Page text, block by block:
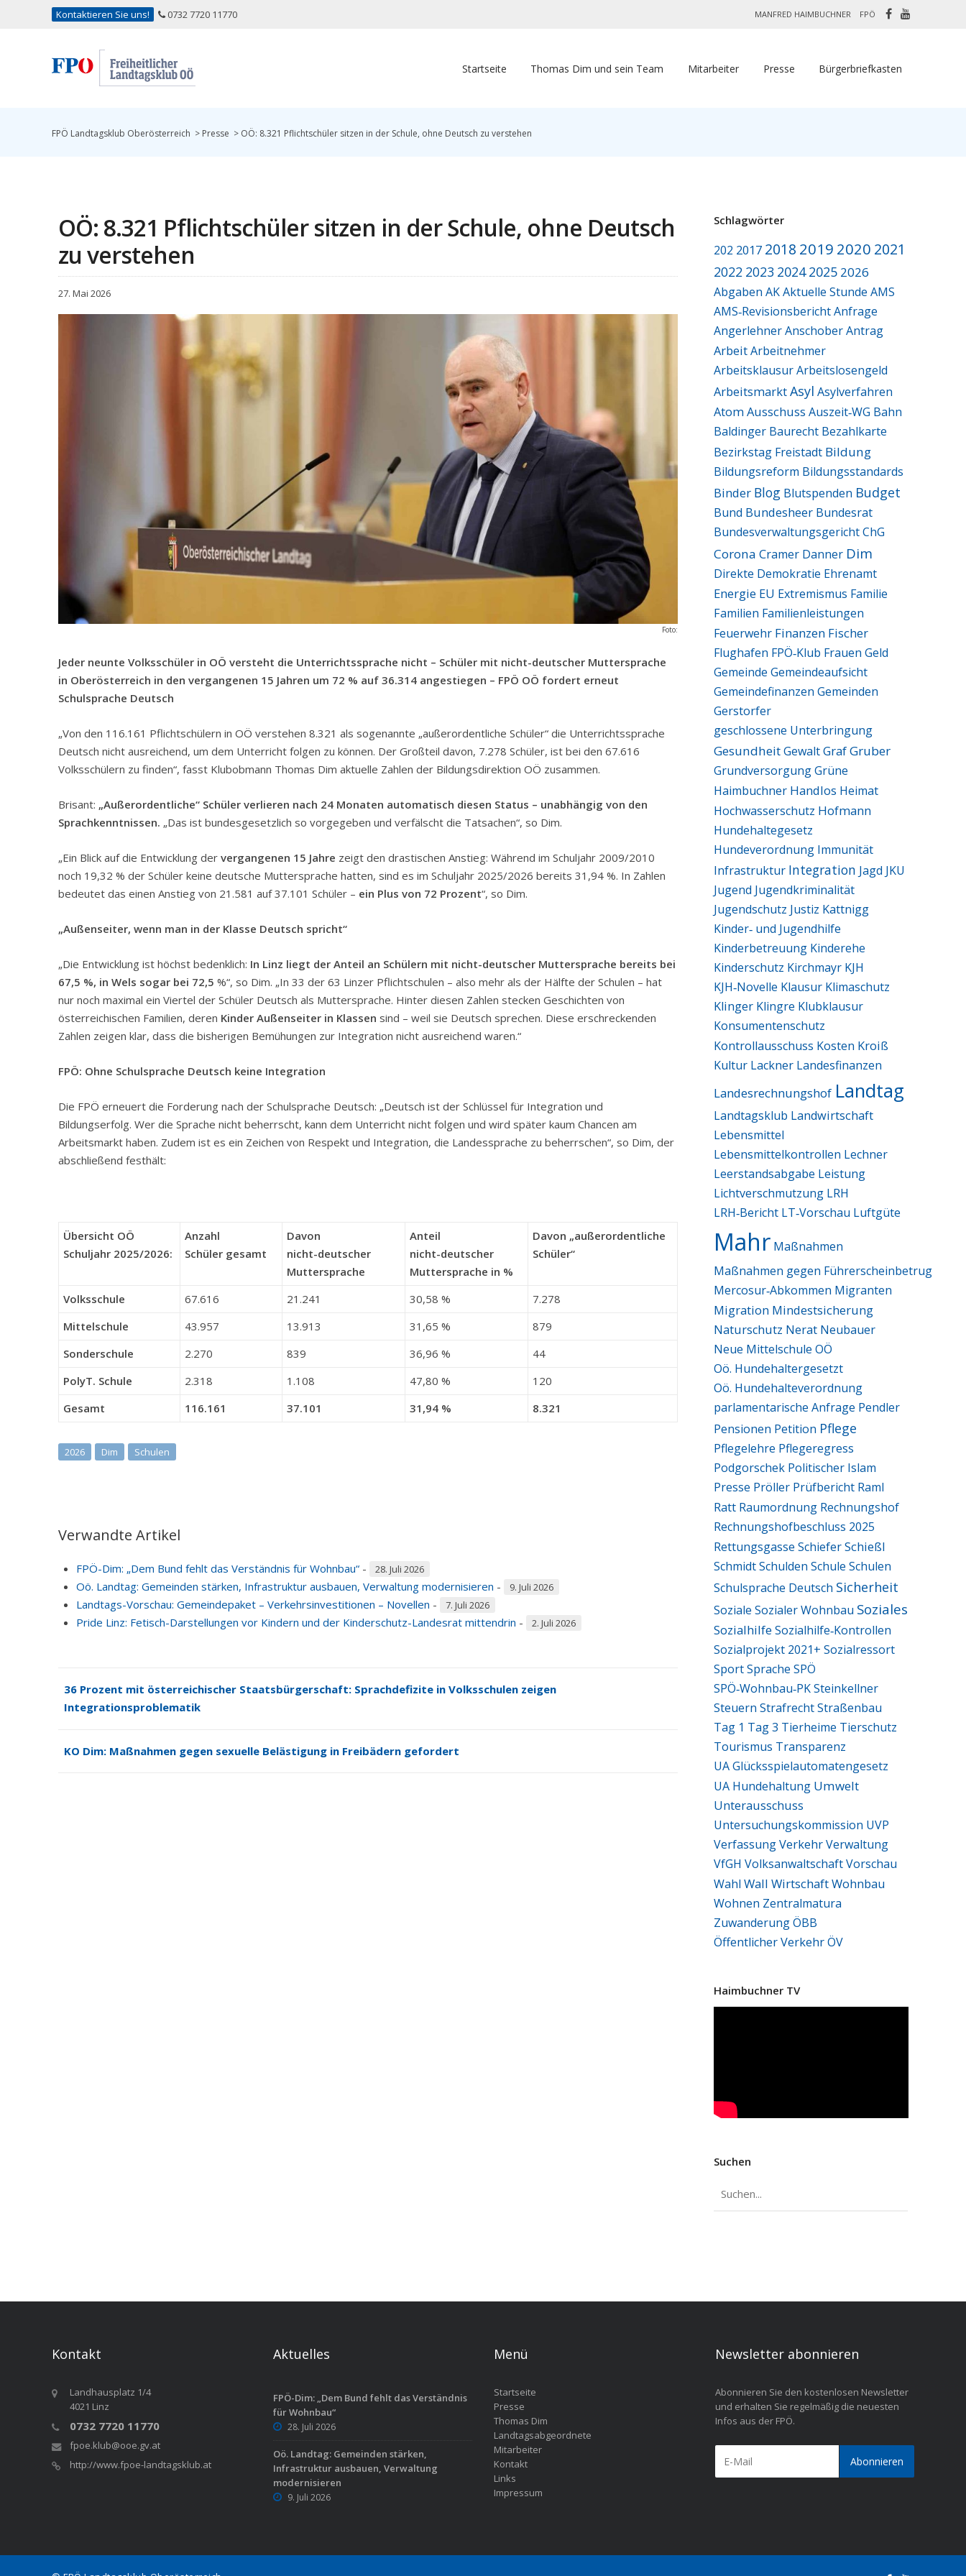
Kontaktieren Sie uns! 0732 7720 11770 MANFRED HAIMBUCHNER FPÖ
Startseite Thomas Dim und sein Team Mitarbeiter Presse Bürgerbriefkasten
FPÖ Landtagsklub Oberösterreich > Presse > OÖ: 8.321 Pflichtschüler sitzen in der Schule, ohne Deutsch zu verstehen
OÖ: 8.321 Pflichtschüler sitzen in der Schule, ohne Deutsch
zu verstehen
27. Mai 2026
Foto:
Jeder neunte Volksschüler in OÖ versteht die Unterrichtssprache nicht – Schüler mit nicht-deutscher Muttersprache
in Oberösterreich in den vergangenen 15 Jahren um 72 % auf 36.314 angestiegen – FPÖ OÖ fordert erneut
Schulsprache Deutsch
„Von den 116.161 Pflichtschülern in OÖ verstehen 8.321 als sogenannte „außerordentliche Schüler“ die Unterrichtssprache
Deutsch nicht ausreichend, um dem Unterricht folgen zu können. Der Großteil davon, 7.278 Schüler, ist bei den 67.616
Volksschülern zu finden“, fasst Klubobmann Thomas Dim aktuelle Zahlen der Bildungsdirektion OÖ zusammen.
Brisant: „Außerordentliche“ Schüler verlieren nach 24 Monaten automatisch diesen Status – unabhängig von den
Sprachkenntnissen. „Das ist bundesgesetzlich so vorgegeben und verfälscht die Tatsachen“, so Dim.
„Ein Blick auf die Entwicklung der vergangenen 15 Jahre zeigt den drastischen Anstieg: Während im Schuljahr 2009/2010
noch 19,32 % der Schüler keine deutsche Muttersprache hatten, sind es im Schuljahr 2025/2026 bereits 31,94 %. In Zahlen
bedeutet das einen Anstieg von 21.581 auf 37.101 Schüler – ein Plus von 72 Prozent“, so Dim.
„Außenseiter, wenn man in der Klasse Deutsch spricht“
„Die Entwicklung ist höchst bedenklich: In Linz liegt der Anteil an Schülern mit nicht-deutscher Muttersprache bereits bei
67,5 %, in Wels sogar bei 72,5 %“, so Dim. „In 33 der 63 Linzer Pflichtschulen – also mehr als der Hälfte der Schulen – hat
nur noch maximal ein Viertel der Schüler Deutsch als Muttersprache. Hinter diesen Zahlen stecken Geschichten von
österreichischen Familien, deren Kinder Außenseiter in Klassen sind – weil sie Deutsch sprechen. Diese erschreckenden
Zahlen zeigen klar, dass die bisherigen Bemühungen zur Integration nicht ausreichend waren.“
FPÖ: Ohne Schulsprache Deutsch keine Integration
Die FPÖ erneuert die Forderung nach der Schulsprache Deutsch: „Deutsch ist der Schlüssel für Integration und
Bildungserfolg. Wer die Sprache nicht beherrscht, kann dem Unterricht nicht folgen und wird später kaum Chancen am
Arbeitsmarkt haben. Zudem ist es ein Zeichen von Respekt und Integration, die Landessprache zu beherrschen“, so Dim, der
abschließend festhält:
Übersicht OÖ
Schuljahr 2025/2026:
Anzahl
Schüler gesamt
Davon
nicht-deutscher
Muttersprache
Anteil
nicht-deutscher
Muttersprache in %
Davon „außerordentliche
Schüler“
Volksschule 67.616 21.241 30,58 %
7.278
Mittelschule
43.957 13.913 31,65 %
879
Sonderschule
2.270 839 36,96 %
44
PolyT. Schule
2.318 1.108 47,80 %
120
Gesamt
116.161 37.101 31,94 % 8.321
2026 Dim Schulen
Verwandte Artikel
FPÖ-Dim: „Dem Bund fehlt das Verständnis für Wohnbau“- 28. Juli 2026
Oö. Landtag: Gemeinden stärken, Infrastruktur ausbauen, Verwaltung modernisieren - 9. Juli 2026
Landtags-Vorschau: Gemeindepaket – Verkehrsinvestitionen – Novellen - 7. Juli 2026
Pride Linz: Fetisch-Darstellungen vor Kindern und der Kinderschutz-Landesrat mittendrin - 2. Juli 2026
36 Prozent mit österreichischer Staatsbürgerschaft: Sprachdefizite in Volksschulen zeigen
Integrationsproblematik
KO Dim: Maßnahmen gegen sexuelle Belästigung in Freibädern gefordert
Schlagwörter
202 2017 2018 2019 2020 2021
2022 2023 2024 2025 2026
Abgaben AKAktuelle Stunde AMS
AMS‑RevisionsberichtAnfrage
AngerlehnerAnschoberAntrag
ArbeitArbeitnehmer
ArbeitsklausurArbeitslosengeld
ArbeitsmarktAsyl Asylverfahren
AtomAusschuss Auszeit‑WG Bahn
Baldinger Baurecht Bezahlkarte
Bezirkstag Freistadt Bildung
Bildungsreform Bildungsstandards
Binder Blog Blutspenden Budget
Bund Bundesheer Bundesrat
BundesverwaltungsgerichtChG
Corona Cramer Danner Dim
Direkte Demokratie Ehrenamt
Energie EU Extremismus Familie
Familien Familienleistungen
Feuerwehr Finanzen Fischer
Flughafen FPÖ‑Klub Frauen Geld
Gemeinde Gemeindeaufsicht
Gemeindefinanzen Gemeinden
Gerstorfer
geschlossene Unterbringung
GesundheitGewaltGrafGruber
GrundversorgungGrüne
Haimbuchner Handlos Heimat
Hochwasserschutz Hofmann
Hundehaltegesetz
Hundeverordnung Immunität
Infrastruktur Integration Jagd JKU
Jugend Jugendkriminalität
Jugendschutz Justiz Kattnigg
Kinder‑ und Jugendhilfe
Kinderbetreuung Kinderehe
Kinderschutz Kirchmayr KJH
KJH‑Novelle Klausur Klimaschutz
Klinger Klingre Klubklausur
Konsumentenschutz
Kontrollausschuss Kosten Kroiß
Kultur Lackner Landesfinanzen
Landesrechnungshof Landtag
Landtagsklub Landwirtschaft
Lebensmittel
Lebensmittelkontrollen Lechner
Leerstandsabgabe Leistung
Lichtverschmutzung LRH
LRH‑Bericht LT‑Vorschau Luftgüte
Mahr Maßnahmen
Maßnahmen gegen Führerscheinbetrug
Mercosur‑Abkommen Migranten
Migration Mindestsicherung
Naturschutz Nerat Neubauer
Neue Mittelschule OÖ
Oö. Hundehaltergesetzt
Oö. Hundehalteverordnung
parlamentarische Anfrage Pendler
Pensionen Petition Pflege
Pflegelehre Pflegeregress
Podgorschek Politischer Islam
Presse Pröller Prüfbericht Raml
Ratt Raumordnung Rechnungshof
Rechnungshofbeschluss 2025
Rettungsgasse SchieferSchießl
SchmidtSchulden Schule Schulen
Schulsprache Deutsch Sicherheit
Soziale Sozialer Wohnbau Soziales
SozialhilfeSozialhilfe‑Kontrollen
Sozialprojekt 2021+ Sozialressort
SportSprache SPÖ
SPÖ‑Wohnbau‑PKSteinkellner
Steuern StrafrechtStraßenbau
Tag 1 Tag 3 Tierheime Tierschutz
Tourismus Transparenz
UA Glücksspielautomatengesetz
UA Hundehaltung Umwelt
Unterausschuss
Untersuchungskommission UVP
VerfassungVerkehrVerwaltung
VfGH VolksanwaltschaftVorschau
Wahl Wall WirtschaftWohnbau
Wohnen Zentralmatura
ZuwanderungÖBB
Öffentlicher VerkehrÖV
Haimbuchner TV
Suchen
Kontakt
Landhausplatz 1/4
4021 Linz
0732 7720 11770
fpoe.klub@ooe.gv.at
http://www.fpoe-landtagsklub.at
Aktuelles
FPÖ-Dim: „Dem Bund fehlt das Verständnis
für Wohnbau“
28. Juli 2026
Oö. Landtag: Gemeinden stärken,
Infrastruktur ausbauen, Verwaltung
modernisieren
9. Juli 2026
Menü
Startseite
Presse
Thomas Dim
Landtagsabgeordnete
Mitarbeiter
Kontakt
Links
Impressum
Newsletter abonnieren
Abonnieren Sie den kostenlosen Newsletter
und erhalten Sie regelmäßig die neuesten
Infos aus der FPÖ.